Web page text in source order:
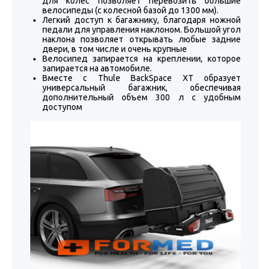
велосипеды (с колесной базой до 1300 мм).
Легкий доступ к багажнику, благодаря ножной
педали для управления наклоном. Большой угол
наклона позволяет открывать любые задние
двери, в том числе и очень крупные
Велосипед запирается на креплении, которое
запирается на автомобиле.
Вместе с Thule BackSpace XT образует
универсальный багажник, обеспечивая
дополнительный объем 300 л с удобным
доступом